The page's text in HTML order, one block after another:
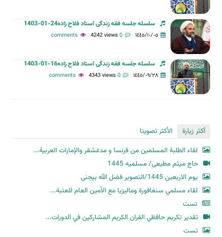
سلسله جلسه فقه زندگی استاد فلاح زاده24-01-1403
١٤٤٥/١٠/٠٥ 0 comments
4242 views
سلسله جلسه فقه زندگی استاد فلاح زاده16-01-1403
١٤٤٥/٠٩/٢٨ 0 comments
4343 views
أكثر زيارة
الأكثر تصويتا
لقاء الطلبة المسلمين من فرنسا و مدغشقر والإمارات العربية...
حاج میثم مطیعی/ مسلمیه 1445
یوم الاربعین 1445/التصویر فضل الله بیجنی
لقاء مسلمي سنغافورة وماليزيا مع الأمين العام للعتبة...
تست
تقدير تكريم حافظي القران الكريم المشاركين في الدورات...
تست